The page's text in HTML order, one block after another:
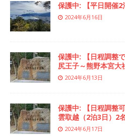
保護中: 【平日開催
2024年6月16日
保護中: 【日程調整
尻王子～熊野本宮大
2024年6月13日
保護中: 【日程調整
雲取越（2泊3日）2
2024年6月17日